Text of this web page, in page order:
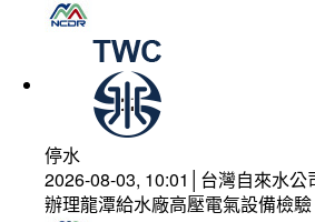
停水
2026-08-03, 10:01│台灣自來水公
辦理龍潭給水廠高壓電氣設備檢